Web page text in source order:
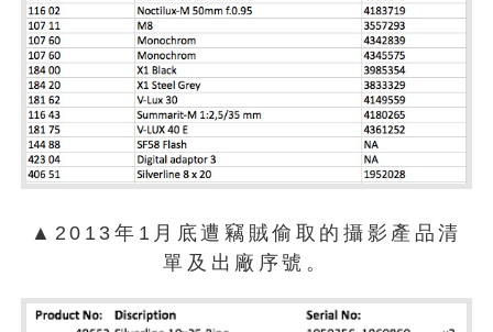
▲2013年1月底遭竊賊偷取的攝影產品清
單及出廠序號。